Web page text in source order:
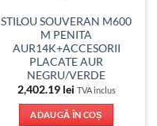
STILOU SOUVERAN M600
M PENITA
AUR14K+ACCESORII
PLACATE AUR
NEGRU/VERDE
2,402.19 lei TVA inclus
ADAUGĂ ÎN COȘ